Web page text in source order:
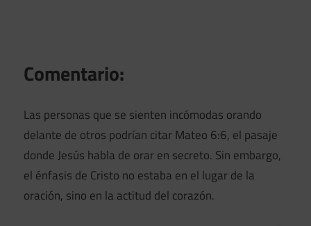
Comentario:
Las personas que se sienten incómodas orando
delante de otros podrían citar Mateo 6:6, el pasaje
donde Jesús habla de orar en secreto. Sin embargo,
el énfasis de Cristo no estaba en el lugar de la
oración, sino en la actitud del corazón.